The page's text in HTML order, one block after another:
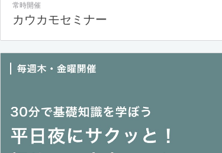
常時開催
カウカモセミナー